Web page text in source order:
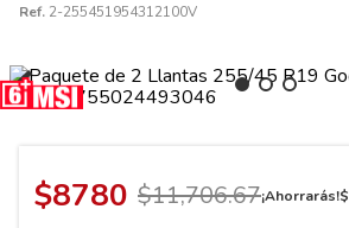
Ref. 2-255451954312100V
$8780 $11,706.67¡Ahorrarás!$
7. 245
10.
265